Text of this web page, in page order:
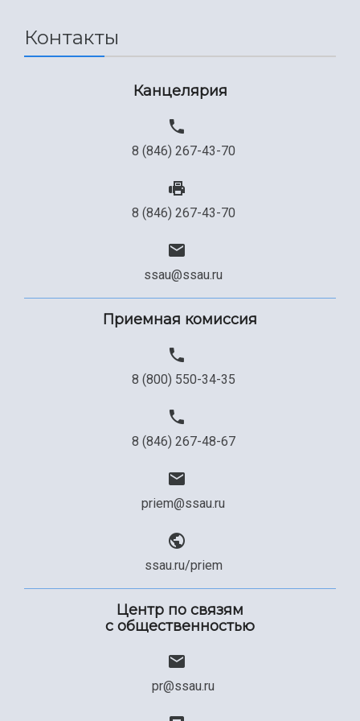
Сведения об образовательной организации
Контакты
Канцелярия
8 (846) 267-43-70
8 (846) 267-43-70
ssau@ssau.ru
Приемная комиссия
8 (800) 550-34-35
8 (846) 267-48-67
priem@ssau.ru
ssau.ru/priem
Центр по связям
с общественностью
pr@ssau.ru